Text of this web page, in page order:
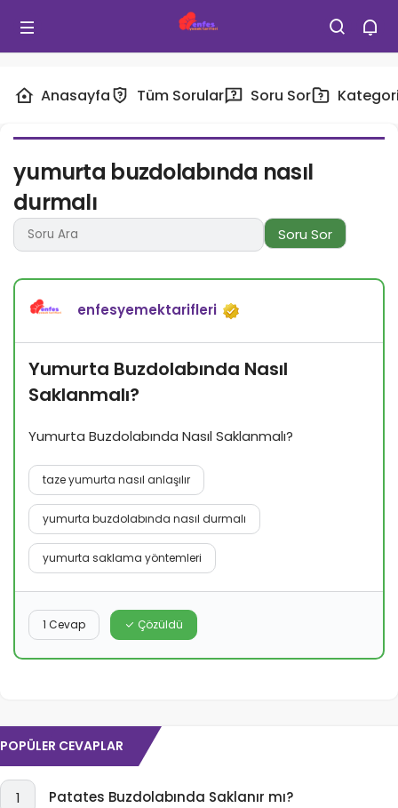
Anasayfa Tüm Sorular Soru Sor
yumurta buzdolabında nasıl
durmalı
Soru Sor
enfesyemektarifleri
Yumurta Buzdolabında Nasıl
Saklanmalı?
Yumurta Buzdolabında Nasıl Saklanmalı?
taze yumurta nasıl anlaşılır
yumurta buzdolabında nasıl durmalı
yumurta saklama yöntemleri
1 Cevap Çözüldü
POPÜLER CEVAPLAR
1 Patates Buzdolabında Saklanır mı?